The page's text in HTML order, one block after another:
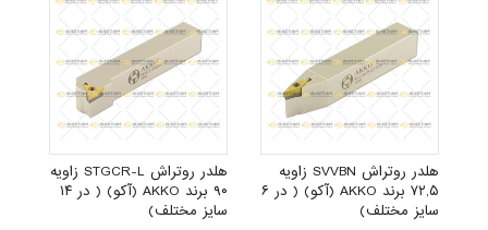
هلدر روتراش STGCR-L زاویه
۹۰ برند AKKO (آکو) ( در ۱۴
سایز مختلف)
هلدر روتراش SVVBN زاویه
۷۲,۵ برند AKKO (آکو) ( در ۶
سایز مختلف)